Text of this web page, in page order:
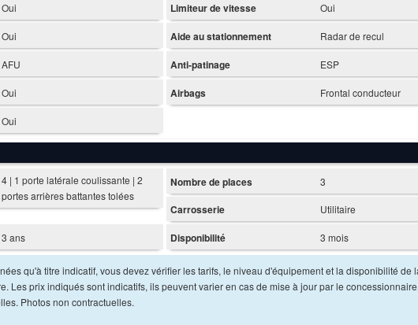
Oui Limiteur de vitesse Oui
Oui Aide au stationnement Radar de recul
AFU Anti-patinage ESP
Oui Airbags Frontal conducteur
Oui
4 | 1 porte latérale coulissante | 2
portes arrières battantes tolées
Nombre de places 3
Carrosserie Utilitaire
3 ans Disponibilité 3 mois
qu'à titre indicatif, vous devez vérifier les tarifs, le niveau d'équipement et la disponibilité de
Les prix indiqués sont indicatifs, ils peuvent varier en cas de mise à jour par le
Photos non contractuelles.